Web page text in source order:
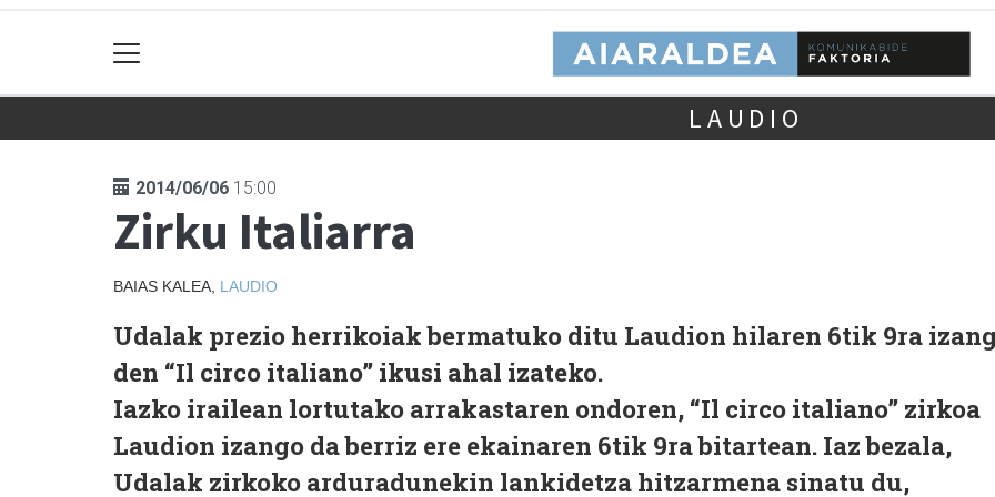
LAUDIO
2014/06/06 15:00
Zirku Italiarra
BAIAS KALEA, LAUDIO
Udalak prezio herrikoiak bermatuko ditu Laudion hilaren 6tik 9ra
den “Il circo italiano” ikusi ahal izateko.
Iazko irailean lortutako arrakastaren ondoren, “Il circo italiano” zirkoa
Laudion izango da berriz ere ekainaren 6tik 9ra bitartean. Iaz bezala,
Udalak zirkoko arduradunekin lankidetza hitzarmena sinatu du,